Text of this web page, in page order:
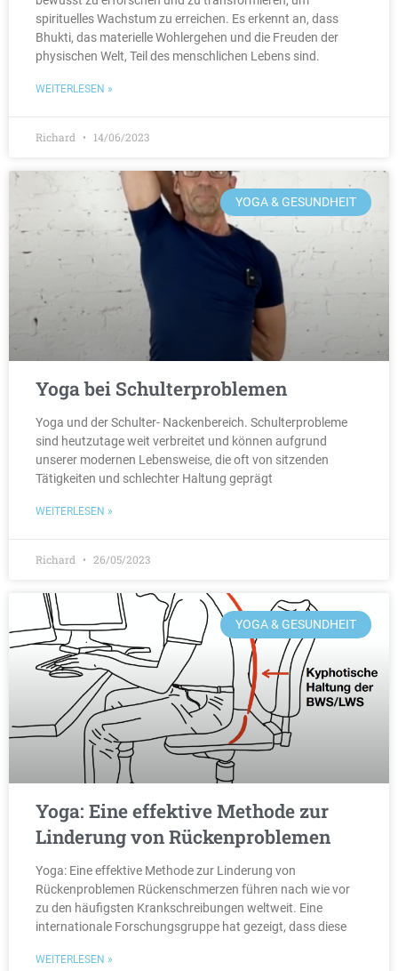
spirituelles Wachstum zu erreichen. Es erkennt an, dass
Bhukti, das materielle Wohlergehen und die Freuden der
physischen Welt, Teil des menschlichen Lebens sind.
WEITERLESEN »
Richard 14/06/2023
YOGA & GESUNDHEIT
Yoga bei Schulterproblemen
Yoga und der Schulter- Nackenbereich. Schulterprobleme
sind heutzutage weit verbreitet und können aufgrund
unserer modernen Lebensweise, die oft von sitzenden
Tätigkeiten und schlechter Haltung geprägt
WEITERLESEN »
Richard 26/05/2023
YOGA & GESUNDHEIT
Yoga: Eine effektive Methode zur
Linderung von Rückenproblemen
Yoga: Eine effektive Methode zur Linderung von
Rückenproblemen Rückenschmerzen führen nach wie vor
zu den häufigsten Krankschreibungen weltweit. Eine
internationale Forschungsgruppe hat gezeigt, dass diese
WEITERLESEN »